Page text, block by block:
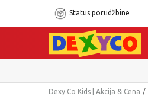
Status porudžbine
Dexy Co Kids | Akcija & Cena